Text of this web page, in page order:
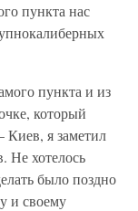
пункта нас
пункта и из
который
я заметил
Не хотелось
было поздно
и своему